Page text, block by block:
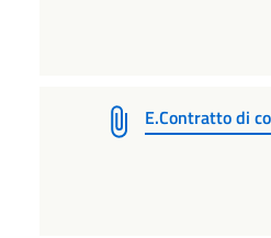
E.Contratto di